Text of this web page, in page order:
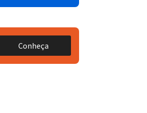
Conheça